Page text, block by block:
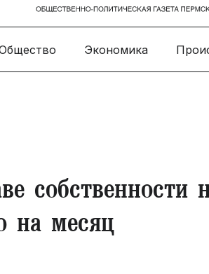
Экономика
собственности
на месяц